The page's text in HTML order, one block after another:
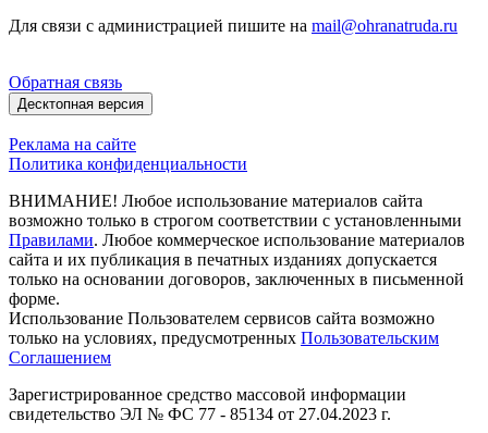
Для связи с администрацией пишите на mail@ohranatruda.ru
Обратная связь
Десктопная версия
Реклама на сайте
Политика конфиденциальности
ВНИМАНИЕ! Любое использование материалов сайта
возможно только в строгом соответствии с установленными
Правилами. Любое коммерческое использование материалов
сайта и их публикация в печатных изданиях допускается
только на основании договоров, заключенных в письменной
форме.
Использование Пользователем сервисов сайта возможно
только на условиях, предусмотренных Пользовательским
Соглашением
Зарегистрированное средство массовой информации
свидетельство ЭЛ № ФС 77 - 85134 от 27.04.2023 г.